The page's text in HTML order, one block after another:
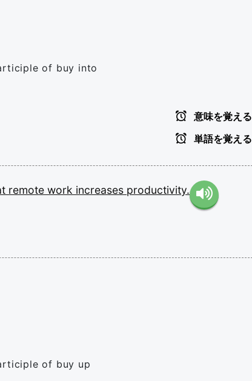
of buy into
意味を覚える
単語を覚える
remote work increases productivity.
of buy up